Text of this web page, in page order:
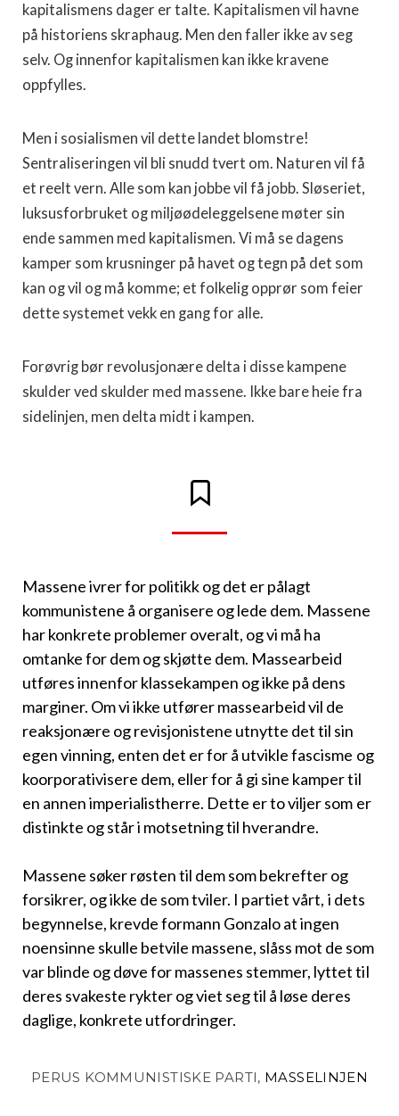
kapitalismens dager er talte. Kapitalismen vil havne
på historiens skraphaug. Men den faller ikke av seg
selv. Og innenfor kapitalismen kan ikke kravene
oppfylles.
Men i sosialismen vil dette landet blomstre!
Sentraliseringen vil bli snudd tvert om. Naturen vil få
et reelt vern. Alle som kan jobbe vil få jobb. Sløseriet,
luksusforbruket og miljøødeleggelsene møter sin
ende sammen med kapitalismen. Vi må se dagens
kamper som krusninger på havet og tegn på det som
kan og vil og må komme; et folkelig opprør som feier
dette systemet vekk en gang for alle.
Forøvrig bør revolusjonære delta i disse kampene
skulder ved skulder med massene. Ikke bare heie fra
sidelinjen, men delta midt i kampen.
Massene ivrer for politikk og det er pålagt
kommunistene å organisere og lede dem. Massene
har konkrete problemer overalt, og vi må ha
omtanke for dem og skjøtte dem. Massearbeid
utføres innenfor klassekampen og ikke på dens
marginer. Om vi ikke utfører massearbeid vil de
reaksjonære og revisjonistene utnytte det til sin
egen vinning, enten det er for å utvikle fascisme og
koorporativisere dem, eller for å gi sine kamper til
en annen imperialistherre. Dette er to viljer som er
distinkte og står i motsetning til hverandre.
Massene søker røsten til dem som bekrefter og
forsikrer, og ikke de som tviler. I partiet vårt, i dets
begynnelse, krevde formann Gonzalo at ingen
noensinne skulle betvile massene, slåss mot de som
var blinde og døve for massenes stemmer, lyttet til
deres svakeste rykter og viet seg til å løse deres
daglige, konkrete utfordringer.
PERUS KOMMUNISTISKE PARTI, MASSELINJEN